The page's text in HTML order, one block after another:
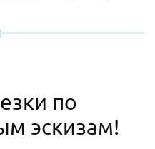
по
эскизам!